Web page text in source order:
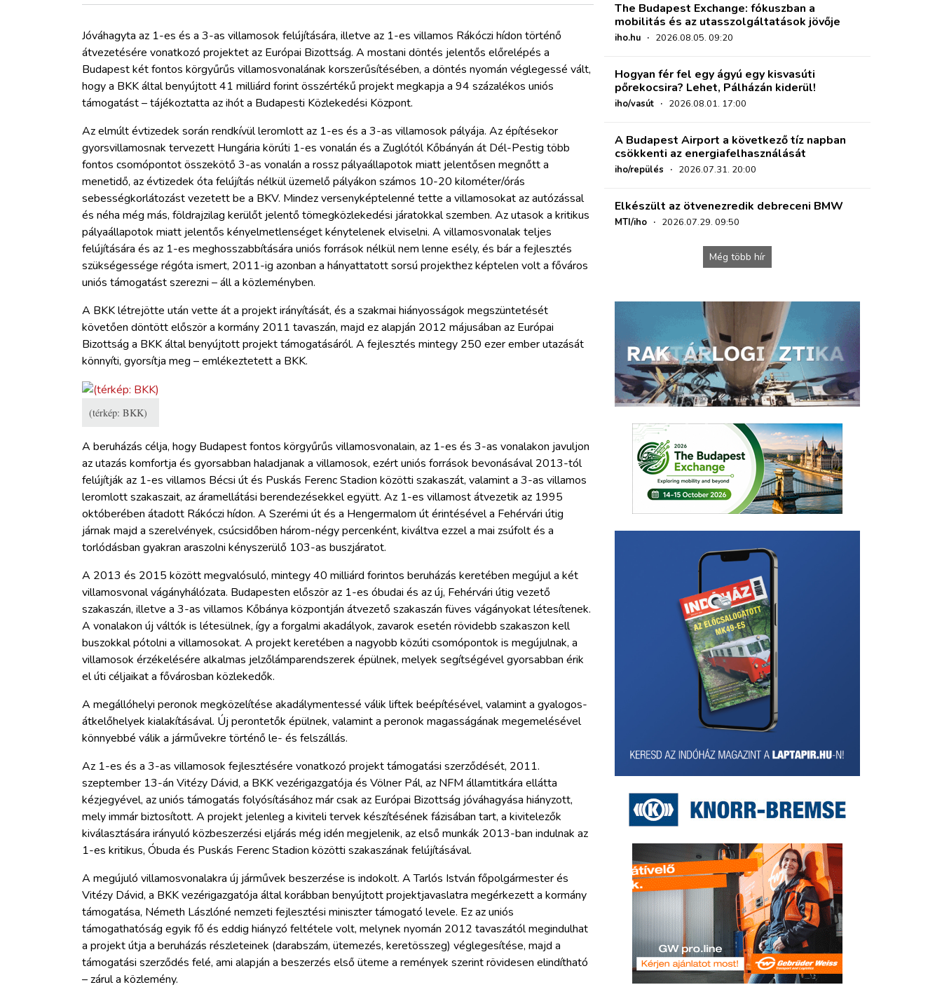
HAJÓZÁS
ARCHÍVUM
WEBSHOP
BELÉPÉS
REGISZTRÁCIÓ
Jóváhagyta az 1-es és a 3-as villamosok felújítására, illetve az 1-es villamos Rákóczi hídon történő
átvezetésére vonatkozó projektet az Európai Bizottság. A mostani döntés jelentős előrelépés a
Budapest két fontos körgyűrűs villamosvonalának korszerűsítésében, a döntés nyomán véglegessé vált,
hogy a BKK által benyújtott 41 milliárd forint összértékű projekt megkapja a 94 százalékos uniós
támogatást – tájékoztatta az ihót a Budapesti Közlekedési Központ.
Az elmúlt évtizedek során rendkívül leromlott az 1-es és a 3-as villamosok pályája. Az építésekor
gyorsvillamosnak tervezett Hungária körúti 1-es vonalán és a Zuglótól Kőbányán át Dél-Pestig több
fontos csomópontot összekötő 3-as vonalán a rossz pályaállapotok miatt jelentősen megnőtt a
menetidő, az évtizedek óta felújítás nélkül üzemelő pályákon számos 10-20 kilométer/órás
sebességkorlátozást vezetett be a BKV. Mindez versenyképtelenné tette a villamosokat az autózással
és néha még más, földrajzilag kerülőt jelentő tömegközlekedési járatokkal szemben. Az utasok a kritikus
pályaállapotok miatt jelentős kényelmetlenséget kénytelenek elviselni. A villamosvonalak teljes
felújítására és az 1-es meghosszabbítására uniós források nélkül nem lenne esély, és bár a fejlesztés
szükségessége régóta ismert, 2011-ig azonban a hányattatott sorsú projekthez képtelen volt a főváros
uniós támogatást szerezni – áll a közleményben.
A BKK létrejötte után vette át a projekt irányítását, és a szakmai hiányosságok megszüntetését
követően döntött először a kormány 2011 tavaszán, majd ez alapján 2012 májusában az Európai
Bizottság a BKK által benyújtott projekt támogatásáról. A fejlesztés mintegy 250 ezer ember utazását
könnyíti, gyorsítja meg – emlékeztetett a BKK.
(térkép: BKK)
A beruházás célja, hogy Budapest fontos körgyűrűs villamosvonalain, az 1-es és 3-as vonalakon javuljon
az utazás komfortja és gyorsabban haladjanak a villamosok, ezért uniós források bevonásával 2013-tól
felújítják az 1-es villamos Bécsi út és Puskás Ferenc Stadion közötti szakaszát, valamint a 3-as villamos
leromlott szakaszait, az áramellátási berendezésekkel együtt. Az 1-es villamost átvezetik az 1995
októberében átadott Rákóczi hídon. A Szerémi út és a Hengermalom út érintésével a Fehérvári útig
járnak majd a szerelvények, csúcsidőben három-négy percenként, kiváltva ezzel a mai zsúfolt és a
torlódásban gyakran araszolni kényszerülő 103-as buszjáratot.
A 2013 és 2015 között megvalósuló, mintegy 40 milliárd forintos beruházás keretében megújul a két
villamosvonal vágányhálózata. Budapesten először az 1-es óbudai és az új, Fehérvári útig vezető
szakaszán, illetve a 3-as villamos Kőbánya központján átvezető szakaszán füves vágányokat létesítenek.
A vonalakon új váltók is létesülnek, így a forgalmi akadályok, zavarok esetén rövidebb szakaszon kell
buszokkal pótolni a villamosokat. A projekt keretében a nagyobb közúti csomópontok is megújulnak, a
villamosok érzékelésére alkalmas jelzőlámparendszerek épülnek, melyek segítségével gyorsabban érik
el úti céljaikat a fővárosban közlekedők.
A megállóhelyi peronok megközelítése akadálymentessé válik liftek beépítésével, valamint a gyalogos-
átkelőhelyek kialakításával. Új perontetők épülnek, valamint a peronok magasságának megemelésével
könnyebbé válik a járművekre történő le- és felszállás.
Az 1-es és a 3-as villamosok fejlesztésére vonatkozó projekt támogatási szerződését, 2011.
szeptember 13-án Vitézy Dávid, a BKK vezérigazgatója és Völner Pál, az NFM államtitkára ellátta
kézjegyével, az uniós támogatás folyósításához már csak az Európai Bizottság jóváhagyása hiányzott,
mely immár biztosított. A projekt jelenleg a kiviteli tervek készítésének fázisában tart, a kivitelezők
kiválasztására irányuló közbeszerzési eljárás még idén megjelenik, az első munkák 2013-ban indulnak az
1-es kritikus, Óbuda és Puskás Ferenc Stadion közötti szakaszának felújításával.
A megújuló villamosvonalakra új járművek beszerzése is indokolt. A Tarlós István főpolgármester és
Vitézy Dávid, a BKK vezérigazgatója által korábban benyújtott projektjavaslatra megérkezett a kormány
támogatása, Németh Lászlóné nemzeti fejlesztési miniszter támogató levele. Ez az uniós
támogathatóság egyik fő és eddig hiányzó feltétele volt, melynek nyomán 2012 tavaszától megindulhat
a projekt útja a beruházás részleteinek (darabszám, ütemezés, keretösszeg) véglegesítése, majd a
támogatási szerződés felé, ami alapján a beszerzés első üteme a remények szerint rövidesen elindítható
– zárul a közlemény.
The Budapest Exchange: fókuszban a
mobilitás és az utasszolgáltatások jövője
iho.hu · 2026.08.05. 09:20
Hogyan fér fel egy ágyú egy kisvasúti
pőrekocsira? Lehet, Pálházán kiderül!
iho/vasút · 2026.08.01. 17:00
A Budapest Airport a következő tíz napban
csökkenti az energiafelhasználását
iho/repülés · 2026.07.31. 20:00
Elkészült az ötvenezredik debreceni BMW
MTI/iho · 2026.07.29. 09:50
Még több hír